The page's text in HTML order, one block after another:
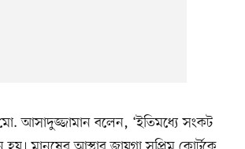
মো. আসাদুজ্জামান বলেন, ‘ইতিমধ্যে সংকট